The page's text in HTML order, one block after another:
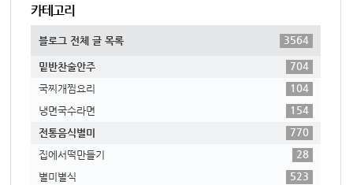
카테고리
블로그 전체 글 목록 3564
밑반찬술안주
704
국찌개찜요리
104
냉면국수라면
154
전통음식별미
770
집에서떡만들기
28
별미별식
523